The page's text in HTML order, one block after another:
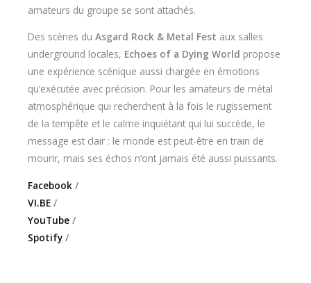
amateurs du groupe se sont attachés.
Des scènes du Asgard Rock & Metal Fest aux salles
underground locales, Echoes of a Dying World propose
une expérience scénique aussi chargée en émotions
qu’exécutée avec précision. Pour les amateurs de métal
atmosphérique qui recherchent à la fois le rugissement
de la tempête et le calme inquiétant qui lui succède, le
message est clair : le monde est peut-être en train de
mourir, mais ses échos n’ont jamais été aussi puissants.
Facebook /
VI.BE /
YouTube /
Spotify /